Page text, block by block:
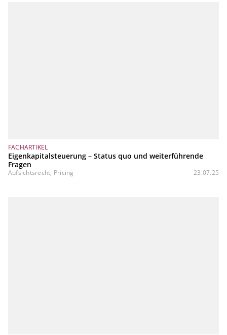
FACHARTIKEL
Eigenkapitalsteuerung – Status quo und weiterführende
Fragen
Aufsichtsrecht, Pricing 23.07.25